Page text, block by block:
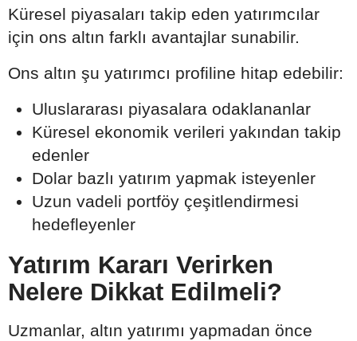
Küresel piyasaları takip eden yatırımcılar
için ons altın farklı avantajlar sunabilir.
Ons altın şu yatırımcı profiline hitap edebilir:
Uluslararası piyasalara odaklananlar
Küresel ekonomik verileri yakından takip
edenler
Dolar bazlı yatırım yapmak isteyenler
Uzun vadeli portföy çeşitlendirmesi
hedefleyenler
Yatırım Kararı Verirken
Nelere Dikkat Edilmeli?
Uzmanlar, altın yatırımı yapmadan önce